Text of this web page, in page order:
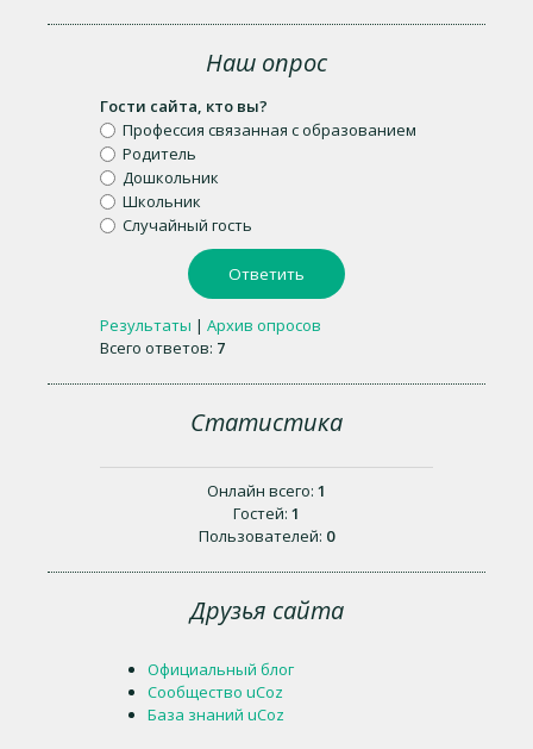
Наш опрос
Гости сайта, кто вы?
Профессия связанная с образованием
Родитель
Дошкольник
Школьник
Случайный гость
Результаты | Архив опросов
Всего ответов: 7
Статистика
Онлайн всего: 1
Гостей: 1
Пользователей: 0
Друзья сайта
Официальный блог
Сообщество uCoz
База знаний uCoz